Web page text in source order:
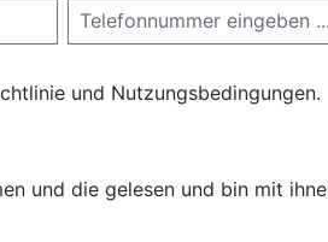
und Nutzungsbedingungen.
und die gelesen und bin mit